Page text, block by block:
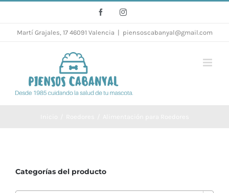
contenido
FacebookInstagram
Martí Grajales, 17 46091 Valencia piensoscabanyal@gmail.com
Categorías del producto